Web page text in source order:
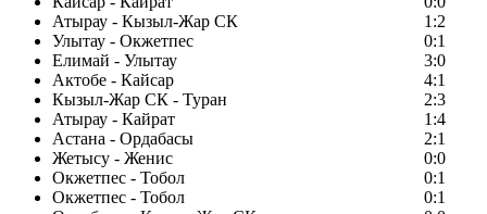
Атырау - Кызыл-Жар СК
1:2
Улытау - Окжетпес
0:1
Елимай - Улытау
3:0
Актобе - Кайсар
4:1
Кызыл-Жар СК - Туран
2:3
Атырау - Кайрат
1:4
Астана - Ордабасы
2:1
Жетысу - Женис
0:0
Окжетпес - Тобол
0:1
Окжетпес - Тобол
0:1